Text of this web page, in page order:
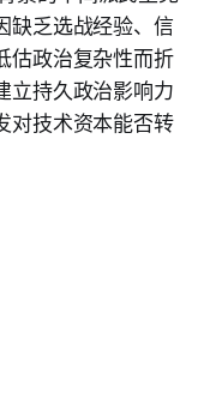
缺乏选战经验、信
估政治复杂性而折
立持久政治影响力
对技术资本能否转